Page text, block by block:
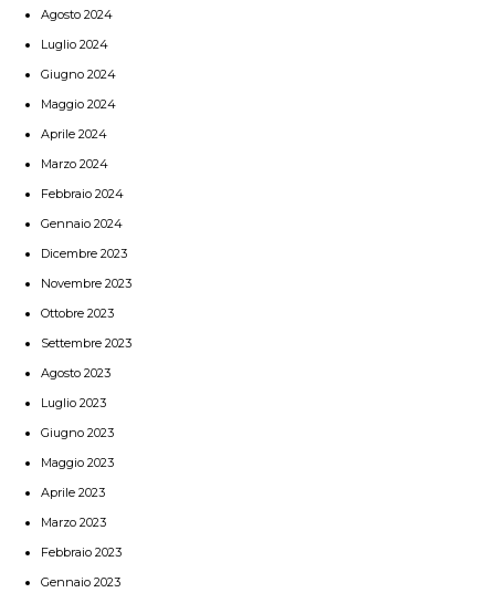
Agosto 2024
Luglio 2024
Giugno 2024
Maggio 2024
Aprile 2024
Marzo 2024
Febbraio 2024
Gennaio 2024
Dicembre 2023
Novembre 2023
Ottobre 2023
Settembre 2023
Agosto 2023
Luglio 2023
Giugno 2023
Maggio 2023
Aprile 2023
Marzo 2023
Febbraio 2023
Gennaio 2023